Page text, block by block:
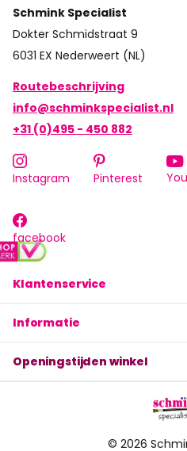
Klantenservice
Informatie
Openingstijden winkel
Schmink Specialist
Dokter Schmidstraat 9
6031 EX Nederweert (NL)
Routebeschrijving
info@schminkspecialist.nl
+31 (0)495 - 450 882
Instagram Pinterest
facebook
© 2026